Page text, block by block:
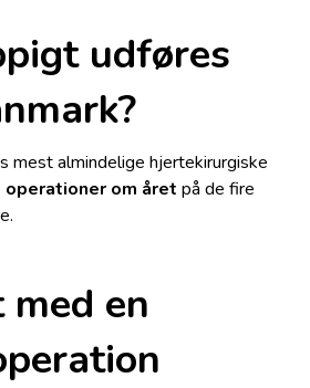
udføres
mest almindelige hjertekirurgiske
operationer om året på de fire
en